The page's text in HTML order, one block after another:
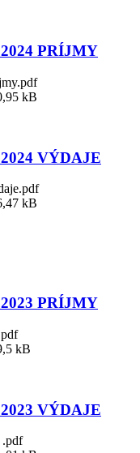
2024 PRÍJMY
kB
2024 VÝDAJE
kB
2023 PRÍJMY
kB
2023 VÝDAJE
.pdf